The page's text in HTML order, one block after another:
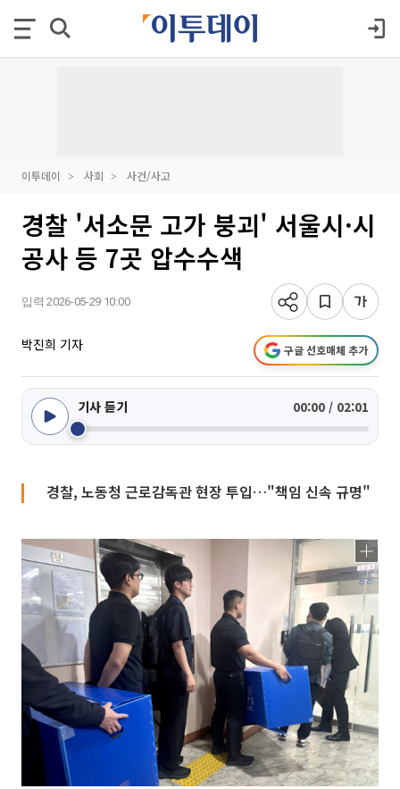
이투데이 사회 사건/사고
경찰 '서소문 고가 붕괴' 서울시·시
공사 등 7곳 압수수색
입력 2026-05-29 10:00
박진희 기자 구글 선호매체 추가
기사 듣기 00:00 / 02:01
경찰, 노동청 근로감독관 현장 투입…"책임 신속 규명"